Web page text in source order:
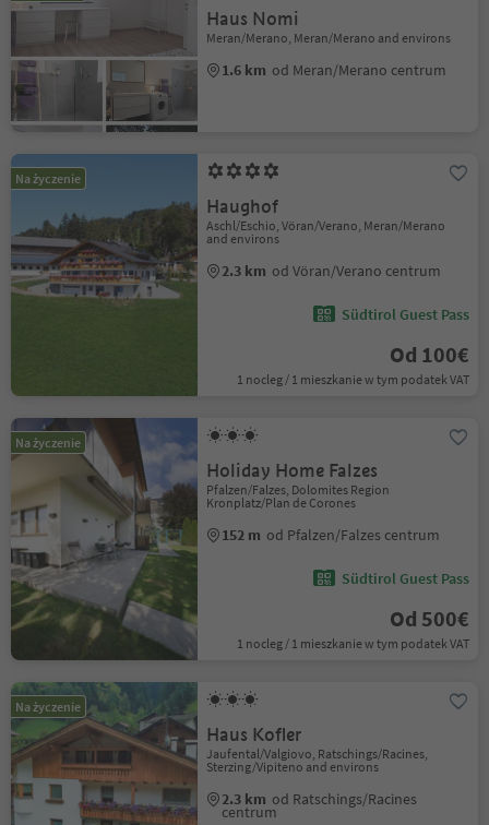
Haus Nomi
Meran/Merano, Meran/Merano and environs
1.6 km od Meran/Merano centrum
Na życzenie
Haughof
Aschl/Eschio, Vöran/Verano, Meran/Merano
and environs
2.3 km od Vöran/Verano centrum
Südtirol Guest Pass
Od 100€
1 nocleg / 1 mieszkanie w tym podatek VAT
Na życzenie
Holiday Home Falzes
Pfalzen/Falzes, Dolomites Region
Kronplatz/Plan de Corones
152 m od Pfalzen/Falzes centrum
Südtirol Guest Pass
Od 500€
1 nocleg / 1 mieszkanie w tym podatek VAT
Na życzenie
Haus Kofler
Jaufental/Valgiovo, Ratschings/Racines,
Sterzing/Vipiteno and environs
2.3 km od Ratschings/Racines
centrum